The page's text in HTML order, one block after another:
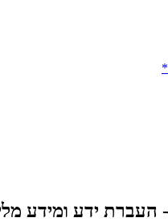
העברת ידע ומידע